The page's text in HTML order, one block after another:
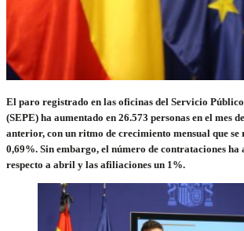
El paro registrado en las oficinas del Servicio
(SEPE) ha aumentado en 26.573 personas en el mes
anterior, con un ritmo de crecimiento mensual que se
0,69%. Sin embargo, el número de contrataciones ha
respecto a abril y las afiliaciones un 1%.